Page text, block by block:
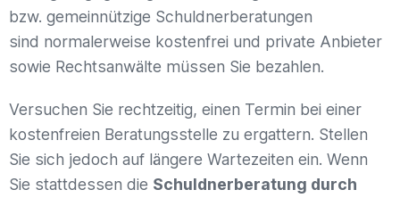
bzw. gemeinnützige Schuldnerberatungen
sind normalerweise kostenfrei und private Anbieter
sowie Rechtsanwälte müssen Sie bezahlen.
Versuchen Sie rechtzeitig, einen Termin bei einer
kostenfreien Beratungsstelle zu ergattern. Stellen
Sie sich jedoch auf längere Wartezeiten ein. Wenn
Sie stattdessen die Schuldnerberatung durch